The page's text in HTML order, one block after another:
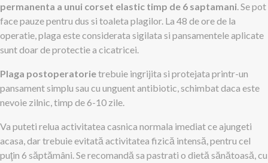
permanenta a unui corset elastic timp de 6 saptamani. Se pot
face pauze pentru dus si toaleta plagilor. La 48 de ore de la
operatie, plaga este considerata sigilata si pansamentele aplicate
sunt doar de protectie a cicatricei.
Plaga postoperatorietrebuie ingrijita si protejata printr-un
pansament simplu sau cu unguent antibiotic, schimbat daca este
nevoie zilnic, timp de 6-10 zile.
Va puteti relua activitatea casnica normala imediat ce ajungeti
acasa, dar trebuie evitată activitatea fizică intensă, pentru cel
puţin 6 săptămâni. Se recomandă sa pastrati o dietă sănătoasă, cu